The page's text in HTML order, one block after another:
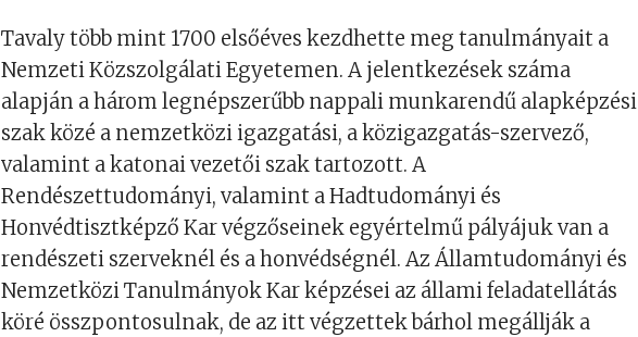
Tavaly több mint 1700 elsőéves kezdhette meg tanulmányait a
Nemzeti Közszolgálati Egyetemen. A jelentkezések száma
alapján a három legnépszerűbb nappali munkarendű alapképzési
szak közé a nemzetközi igazgatási, a közigazgatás-szervező,
valamint a katonai vezetői szak tartozott. A
Rendészettudományi, valamint a Hadtudományi és
Honvédtisztképző Kar végzőseinek egyértelmű pályájuk van a
rendészeti szerveknél és a honvédségnél. Az Államtudományi és
Nemzetközi Tanulmányok Kar képzései az állami feladatellátás
köré összpontosulnak, de az itt végzettek bárhol megállják a